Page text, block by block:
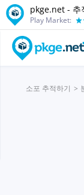
pkge.net - 추
Play Market:
소포 추적하기